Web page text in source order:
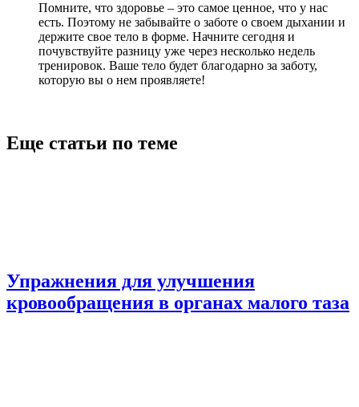
Помните, что здоровье – это самое ценное, что у нас
есть. Поэтому не забывайте о заботе о своем дыхании и
держите свое тело в форме. Начните сегодня и
почувствуйте разницу уже через несколько недель
тренировок. Ваше тело будет благодарно за заботу,
которую вы о нем проявляете!
Еще статьи по теме
Упражнения для улучшения
кровообращения в органах малого таза